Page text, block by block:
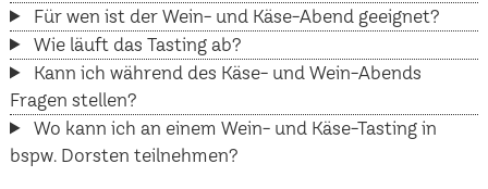
Für wen ist der Wein- und Käse-Abend geeignet?
Wie läuft das Tasting ab?
Kann ich während des Käse- und Wein-Abends
Fragen stellen?
Wo kann ich an einem Wein- und Käse-Tasting in
bspw. Dorsten teilnehmen?